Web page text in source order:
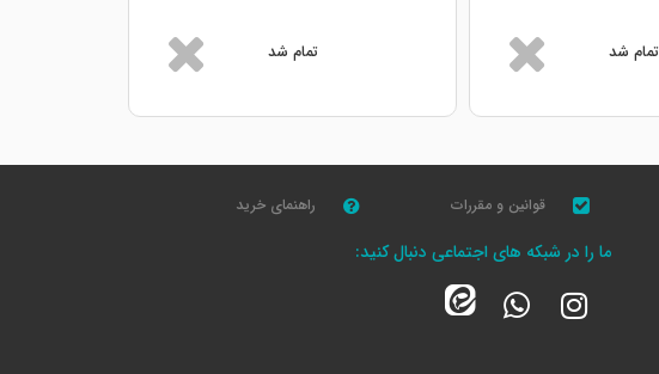
تمام شد تمام شد
قوانین و مقررات راهنمای خرید
ما را در شبکه های اجتماعی دنبال کنید: